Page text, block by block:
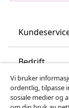
Bedrift
vidaXL
Vi bruker
ordentlig, tilpasse
sosiale medier og